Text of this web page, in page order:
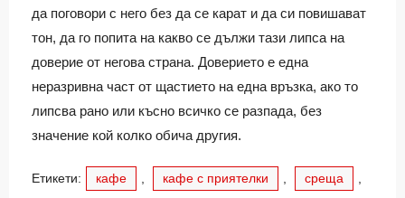
да поговори с него без да се карат и да си повишават
тон, да го попита на какво се дължи тази липса на
доверие от негова страна. Доверието е една
неразривна част от щастието на една връзка, ако то
липсва рано или късно всичко се разпада, без
значение кой колко обича другия.
Етикети: кафе кафе с приятелки среща